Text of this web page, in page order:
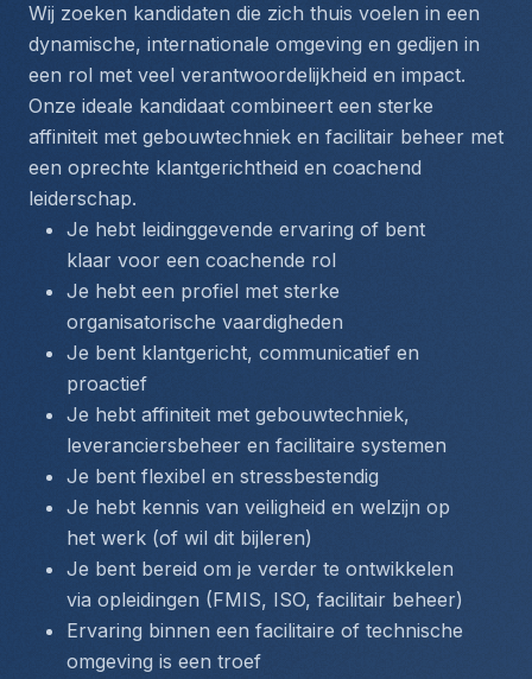
Wij zoeken kandidaten die zich thuis voelen in een
dynamische, internationale omgeving en gedijen in
een rol met veel verantwoordelijkheid en impact.
Onze ideale kandidaat combineert een sterke
affiniteit met gebouwtechniek en facilitair beheer met
een oprechte klantgerichtheid en coachend
leiderschap.
Je hebt leidinggevende ervaring of bent
klaar voor een coachende rol
Je hebt een profiel met sterke
organisatorische vaardigheden
Je bent klantgericht, communicatief en
proactief
Je hebt affiniteit met gebouwtechniek,
leveranciersbeheer en facilitaire systemen
Je bent flexibel en stressbestendig
Je hebt kennis van veiligheid en welzijn op
het werk (of wil dit bijleren)
Je bent bereid om je verder te ontwikkelen
via opleidingen (FMIS, ISO, facilitair beheer)
Ervaring binnen een facilitaire of technische
omgeving is een troef